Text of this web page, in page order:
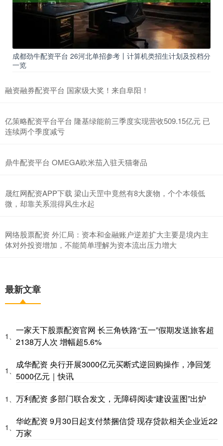
成都劲牛配资平台 26河北单招参考丨计算机类招生计划及投档分
一览
融资融券配资平台 国家级大奖！来自阜阳！
亿策略配资平台平台 隆基绿能前三季度实现营收509.15亿元 已
连续两个季度减亏
鼎牛配资平台 OMEGA欧米茄入驻天猫奢品
晟红网配资APP下载 梁山天罡中竟然有8大废物，个个本领低
微，却靠关系混得风生水起
网络股票配资 外汇局：资本和金融账户逆差扩大主要是境内主
体对外投资增加，不能简单理解为资本流出压力增大
最新文章
1、
一家天下股票配资官网 长三角铁路“五一”假期发送旅客超
2138万人次 增幅超5.6%
1、
成华配资 央行开展3000亿元买断式逆回购操作，净回笼
5000亿元｜快讯
1、 万利配资 多部门联合发文，无障碍阅读“建设蓝图”出炉
1、
华屹配资 9月30日起支付禁捆信贷 现存贷款相关企业近22
万家